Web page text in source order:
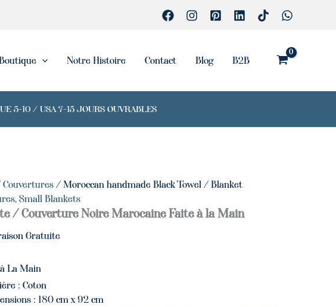
Notre Histoire Contact Blog B2B
5-10 / USA 7-15 JOURS OUVRABLES
Couvertures / Moroccan handmade Black Towel / Blanket
, Small Blankets
/ Couverture Noire Marocaine Faite à la Main
Gratuite
La Main
: Coton
: 180 cm x 92 cm